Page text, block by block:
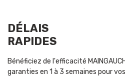
DÉLAIS
RAPIDES
Bénéficiez de l'efficacité
garanties en 1 à 3 semaines pour